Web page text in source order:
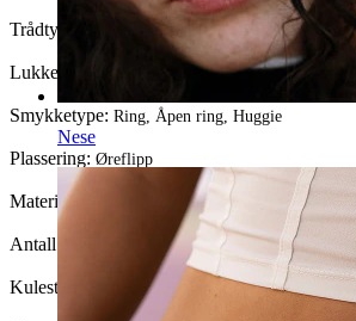
Nese
Trådtykkelse: 1 mm
Lukkemekanisme:
Smykketype: Ring, Åpen ring, Huggie
Plassering: Øreflipp
Materiale:
Antall enheter:
Kulestørrelse: 2 mm